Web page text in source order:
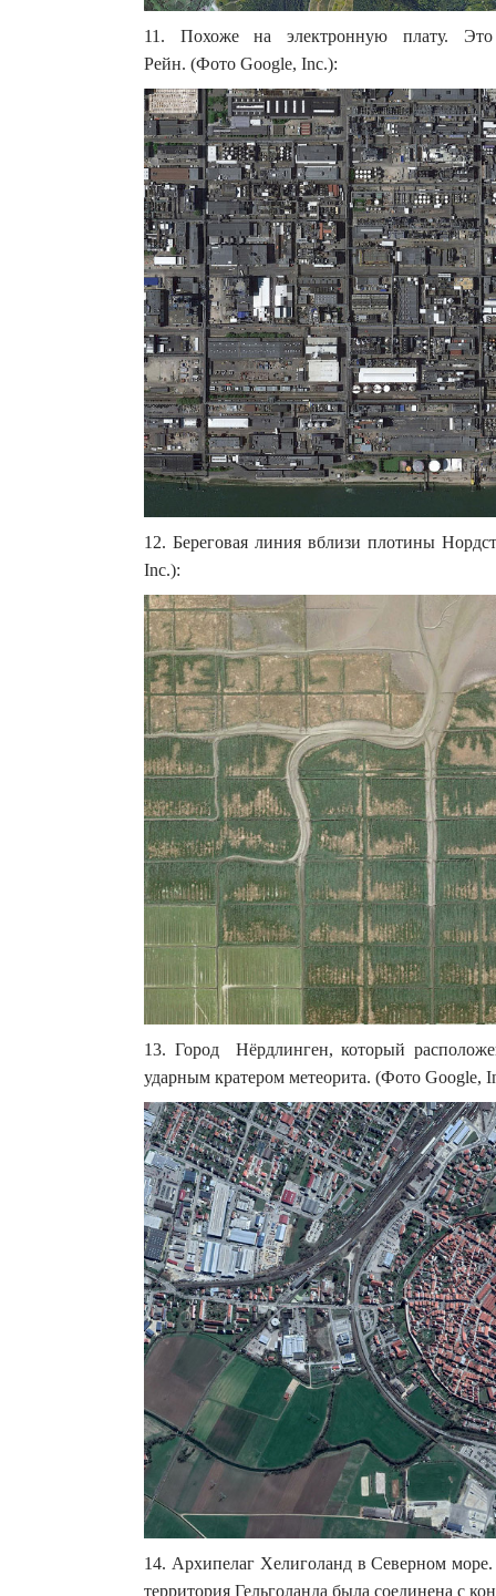
11. Похоже на электронную плату.
Рейн. (Фото Google, Inc.):
12. Береговая линия вблизи плотины
Inc.):
13. Город Нёрдлинген, который
ударным кратером метеорита. (Фото Google,
14. Архипелаг Хелиголанд в Северном море.
территория Гельголанда была соединена с